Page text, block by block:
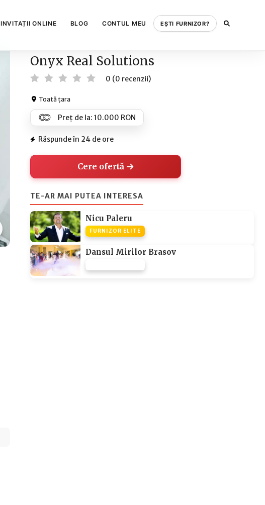
INVITAȚII ONLINE BLOG CONTUL MEU EȘTI FURNIZOR?
Onyx Real Solutions
0 (0 recenzii)
Toată țara
Preț de la: 10.000 RON
Răspunde în 24 de ore
Cere ofertă
TE-AR MAI PUTEA INTERESA
Nicu Paleru
FURNIZOR ELITE
Dansul Mirilor Brasov